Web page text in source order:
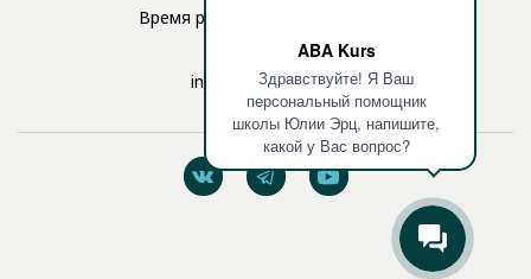
ABA Kurs
Здравствуйте! Я Ваш
персональный помощник
школы Юлии Эрц, напишите,
какой у Вас вопрос?
Время работы: с 10:00 до 17:00
info@aba-kurs.com